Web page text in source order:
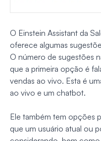
O Einstein Assistant da
oferece algumas
O número de sugestões
que a primeira opção é
vendas ao vivo. Esta é
ao vivo e um chatbot.
Ele também tem opções
que um usuário atual ou